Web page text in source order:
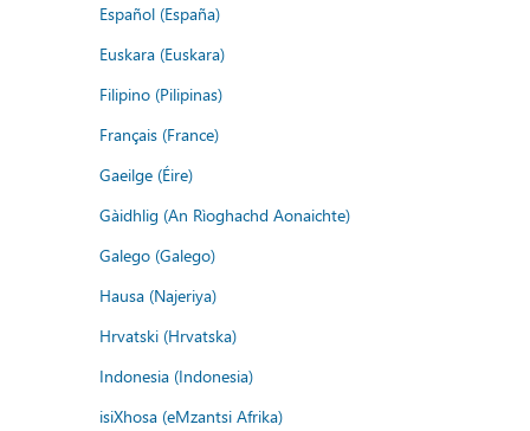
Español (España)
Euskara (Euskara)
Filipino (Pilipinas)
Français (France)
Gaeilge (Éire)
Gàidhlig (An Rìoghachd Aonaichte)
Galego (Galego)
Hausa (Najeriya)
Hrvatski (Hrvatska)
Indonesia (Indonesia)
isiXhosa (eMzantsi Afrika)